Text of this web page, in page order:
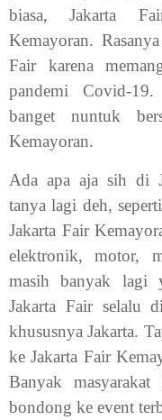
biasa, Jakarta
Kemayoran.
Fair karena
pandemi Covid-
banget nuntuk
Kemayoran.
Ada apa aja sih di
tanya lagi deh,
Jakarta Fair
elektronik, motor,
masih banyak lagi
Jakarta Fair selalu
khususnya Jakarta.
ke Jakarta Fair
Banyak
bondong ke event